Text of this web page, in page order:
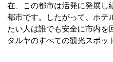
在、この都市は活発に発展し
都市です。したがって、ホテ
たい人は誰でも安全に市内を
タルヤのすべての観光スポッ